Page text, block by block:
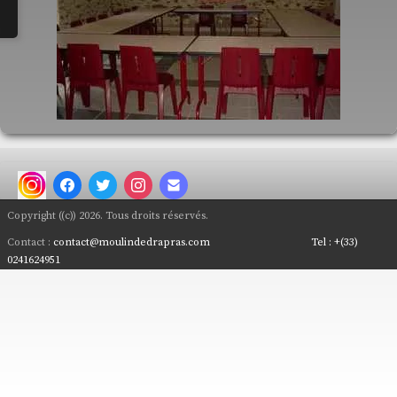
Nous Contacter
Plan d'Accès
Que faire en Anjou..
Salles de Réception
Copyright ((c)) 2026. Tous droits réservés.
Contact : contact@moulindedrapras.com Tel : +(33)
0241624951